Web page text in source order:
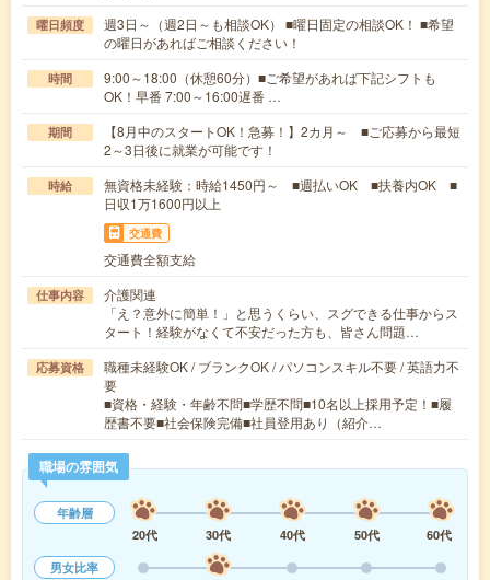
曜日頻度
週3日～（週2日～も相談OK） ■曜日固定の相談OK！ ■希望
の曜日があればご相談ください！
時間
9:00～18:00（休憩60分）■ご希望があれば下記シフトも
OK！早番 7:00～16:00遅番 …
期間
【8月中のスタートOK！急募！】2カ月～ ■ご応募から最短
2～3日後に就業が可能です！
時給
無資格未経験：時給1450円～ ■週払いOK ■扶養内OK ■
日収1万1600円以上
交通費
交通費全額支給
仕事内容
介護関連
「え？意外に簡単！」と思うくらい、スグできる仕事からス
タート！経験がなくて不安だった方も、皆さん問題…
応募資格
職種未経験OK / ブランクOK / パソコンスキル不要 / 英語力不
要
■資格・経験・年齢不問■学歴不問■10名以上採用予定！■履
歴書不要■社会保険完備■社員登用あり（紹介…
職場の雰囲気
年齢層
20代
30代 40代 50代
60代
男女比率